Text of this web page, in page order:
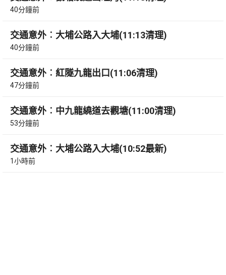
40分鐘前
交通意外︰大埔公路入大埔(11:13清理)
40分鐘前
交通意外︰紅隧九龍出口(11:06清理)
47分鐘前
交通意外︰中九龍繞道去觀塘(11:00清理)
53分鐘前
交通意外︰大埔公路入大埔(10:52最新)
1小時前